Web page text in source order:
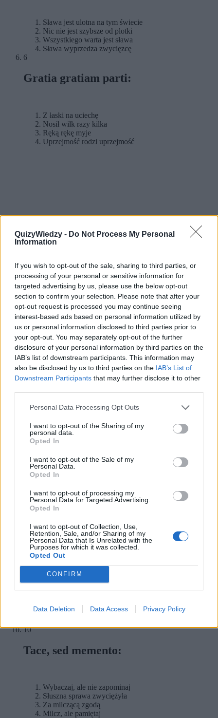
QuizyWiedzy - Do Not Process My Personal
Information
If you wish to opt-out of the sale, sharing to third parties, or
processing of your personal or sensitive information for
targeted advertising by us, please use the below opt-out
section to confirm your selection. Please note that after your
opt-out request is processed you may continue seeing
interest-based ads based on personal information utilized by
us or personal information disclosed to third parties prior to
your opt-out. You may separately opt-out of the further
disclosure of your personal information by third parties on the
IAB’s list of downstream participants. This information may
also be disclosed by us to third parties on the IAB’s List of
Downstream Participants that may further disclose it to other
Personal Data Processing Opt Outs
I want to opt-out of the Sharing of my
personal data.
Opted In
I want to opt-out of the Sale of my
Personal Data.
Opted In
I want to opt-out of processing my
Personal Data for Targeted Advertising.
Opted In
I want to opt-out of Collection, Use,
Retention, Sale, and/or Sharing of my
Personal Data that Is Unrelated with the
Purposes for which it was collected.
Opted Out
CONFIRM
Data Deletion Data Access Privacy Policy
Sława jest ulotna na tym świecie
Nic nie jest szybsze od plotki
Wszystkiego warta jest sława
Sława wyprzedza zwycięzcę
6
Gratia gratiam parti:
Z łaski na uciechę
Nosił wilk razy kilka
Ręką rękę myje
Uprzejmość rodzi uprzejmość
7
Hominis est errare:
Nic co ludzkie nie jest mi obce
Człowiek nieuczciwy nie jest szczęśliwy
Rzeczą ludzką jest błądzić
Per aspera ad astra:
Jesteśmy pyłem i cieniem
Podążaj ścieżką przeznaczenia
Przez cierpienie do gwiazd
Quaerite et invenietis:
Jeśli bogom się podoba
Szukajcie, a znajdziecie
10
Tace, sed memento:
Wybaczaj, ale nie zapominaj
Słuszna sprawa zwyciężyła
Za milczącą zgodą
Milcz, ale pamiętaj